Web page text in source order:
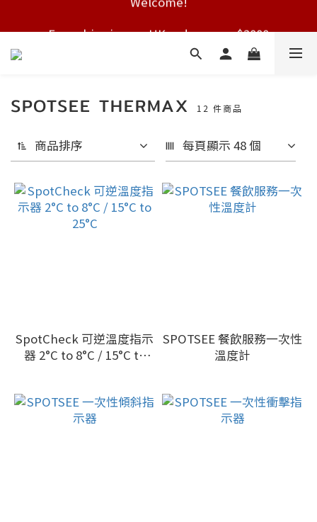
Free shipping on HK orders over $2000
SPOTSEE THERMAX 12 件商品
商品排序 每頁顯示 48 個
SpotCheck 可逆溫度指示
器 2°C to 8°C / 15°C to
SPOTSEE 餐飲服務一次性
溫度計